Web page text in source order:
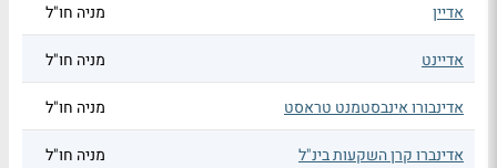
אדיין מניה חו"ל
אדיינט מניה חו"ל
אדינבורו אינבסטמנט טראסט מניה חו"ל
אדינברו קרן השקעות בינ"ל מניה חו"ל